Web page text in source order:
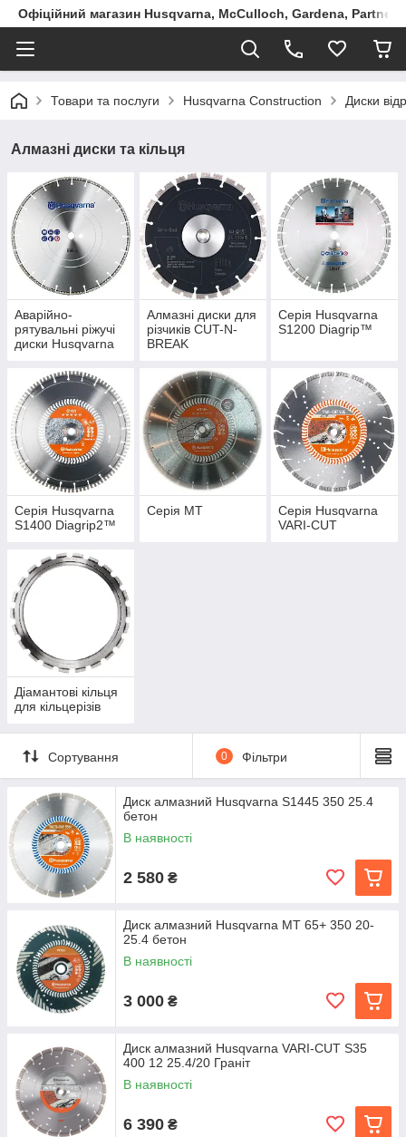
Офіційний магазин Husqvarna, McCulloch, Gardena, Partner
Товари та послуги Husqvarna Construction Диски
Алмазні диски та кільця
Аварійно-
рятувальні ріжучі
диски Husqvarna
Алмазні диски для
різчиків CUT-N-
BREAK
Серія Husqvarna
S1200 Diagrip™
Серія Husqvarna
S1400 Diagrip2™
Серія МТ
Серія Husqvarna
VARI-CUT
Діамантові кільця
для кільцерізів
Сортування 0 Фільтри
Диск алмазний Husqvarna S1445 350 25.4
бетон
В наявності
2 580 ₴
Диск алмазний Husqvarna МТ 65+ 350 20-
25.4 бетон
В наявності
3 000 ₴
Диск алмазний Husqvarna VARI-CUT S35
400 12 25.4/20 Граніт
В наявності
6 390 ₴